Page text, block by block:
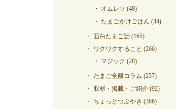
オムレツ (48)
たまごかけごはん (34)
面白たまご話 (165)
ワクワクすること (266)
マジック (28)
たまご全般コラム (257)
取材・掲載・ご紹介 (92)
ちょっとつぶやき (386)